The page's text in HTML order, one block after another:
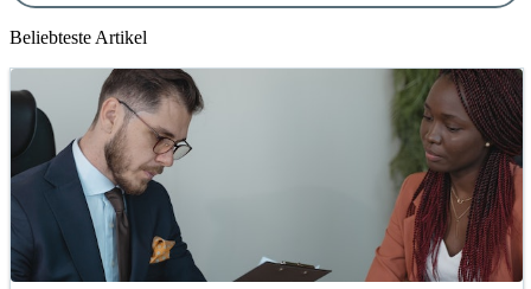
Beliebteste Artikel